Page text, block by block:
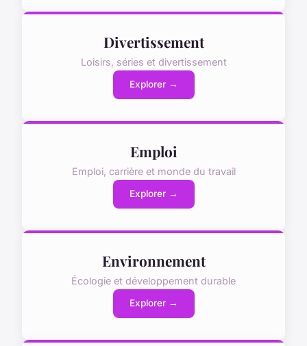
Divertissement
Loisirs, séries et divertissement
Explorer →
Emploi
Emploi, carrière et monde du travail
Explorer →
Environnement
Écologie et développement durable
Explorer →